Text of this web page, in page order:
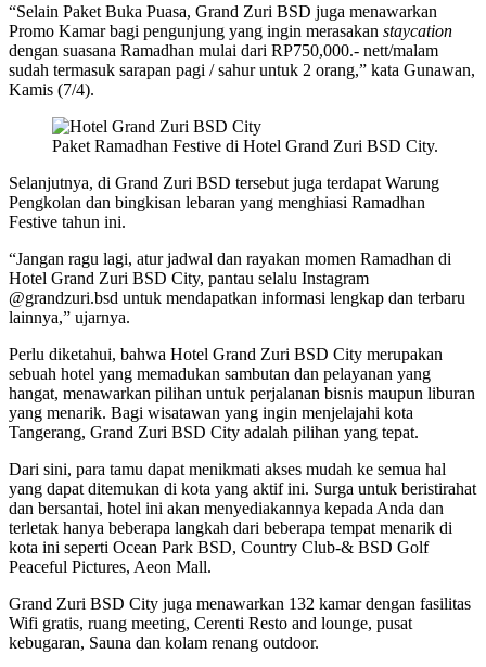
“Selain Paket Buka Puasa, Grand Zuri BSD juga menawarkan
Promo Kamar bagi pengunjung yang ingin merasakan staycation
dengan suasana Ramadhan mulai dari RP750,000.- nett/malam
sudah termasuk sarapan pagi / sahur untuk 2 orang,” kata Gunawan,
Kamis (7/4).
Paket Ramadhan Festive di Hotel Grand Zuri BSD City.
Selanjutnya, di Grand Zuri BSD tersebut juga terdapat Warung
Pengkolan dan bingkisan lebaran yang menghiasi Ramadhan
Festive tahun ini.
“Jangan ragu lagi, atur jadwal dan rayakan momen Ramadhan di
Hotel Grand Zuri BSD City, pantau selalu Instagram
@grandzuri.bsd untuk mendapatkan informasi lengkap dan terbaru
lainnya,” ujarnya.
Perlu diketahui, bahwa Hotel Grand Zuri BSD City merupakan
sebuah hotel yang memadukan sambutan dan pelayanan yang
hangat, menawarkan pilihan untuk perjalanan bisnis maupun liburan
yang menarik. Bagi wisatawan yang ingin menjelajahi kota
Tangerang, Grand Zuri BSD City adalah pilihan yang tepat.
Dari sini, para tamu dapat menikmati akses mudah ke semua hal
yang dapat ditemukan di kota yang aktif ini. Surga untuk beristirahat
dan bersantai, hotel ini akan menyediakannya kepada Anda dan
terletak hanya beberapa langkah dari beberapa tempat menarik di
kota ini seperti Ocean Park BSD, Country Club-& BSD Golf
Peaceful Pictures, Aeon Mall.
Grand Zuri BSD City juga menawarkan 132 kamar dengan fasilitas
Wifi gratis, ruang meeting, Cerenti Resto and lounge, pusat
kebugaran, Sauna dan kolam renang outdoor.